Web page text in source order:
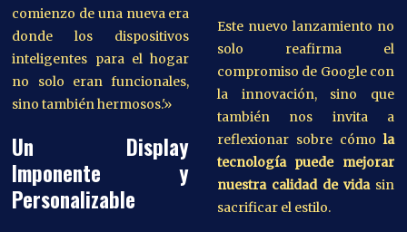
comienzo de una nueva era
donde los dispositivos
inteligentes para el hogar
no solo eran funcionales,
sino también hermosos.'»
Un Display
Imponente y
Personalizable
Este nuevo lanzamiento no
solo reafirma el
compromiso de Google con
la innovación, sino que
también nos invita a
reflexionar sobre cómola
tecnología puede mejorar
nuestra calidad de vidasin
sacrificar el estilo.